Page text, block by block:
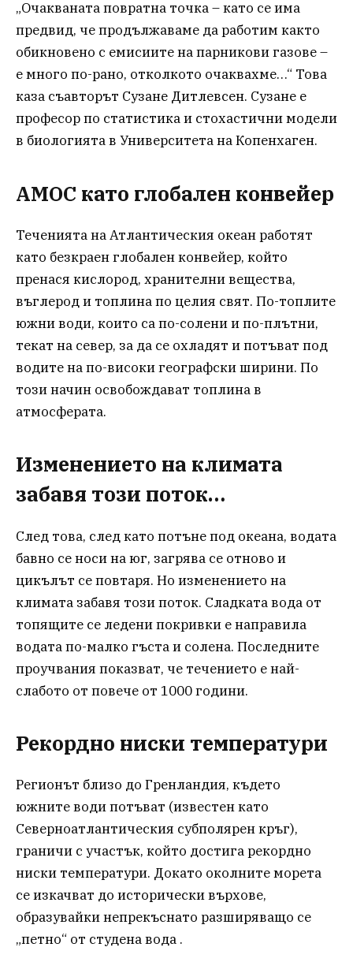
„Очакваната повратна точка – като се има
предвид, че продължаваме да работим както
обикновено с емисиите на парникови газове –
е много по-рано, отколкото очаквахме…“ Това
каза съавторът Сузане Дитлевсен. Сузане е
професор по статистика и стохастични модели
в биологията в Университета на Копенхаген.
AMOC като глобален конвейер
Теченията на Атлантическия океан работят
като безкраен глобален конвейер, който
пренася кислород, хранителни вещества,
въглерод и топлина по целия свят. По-топлите
южни води, които са по-солени и по-плътни,
текат на север, за да се охладят и потъват под
водите на по-високи географски ширини. По
този начин освобождават топлина в
атмосферата.
Изменението на климата
забавя този поток…
След това, след като потъне под океана, водата
бавно се носи на юг, загрява се отново и
цикълът се повтаря. Но изменението на
климата забавя този поток. Сладката вода от
топящите се ледени покривки е направила
водата по-малко гъста и солена. Последните
проучвания показват, че течението е най-
слабото от повече от 1000 години.
Рекордно ниски температури
Регионът близо до Гренландия, където
южните води потъват (известен като
Северноатлантическия субполярен кръг),
граничи с участък, който достига рекордно
ниски температури. Докато околните морета
се изкачват до исторически върхове,
образувайки непрекъснато разширяващо се
„петно“ от студена вода .